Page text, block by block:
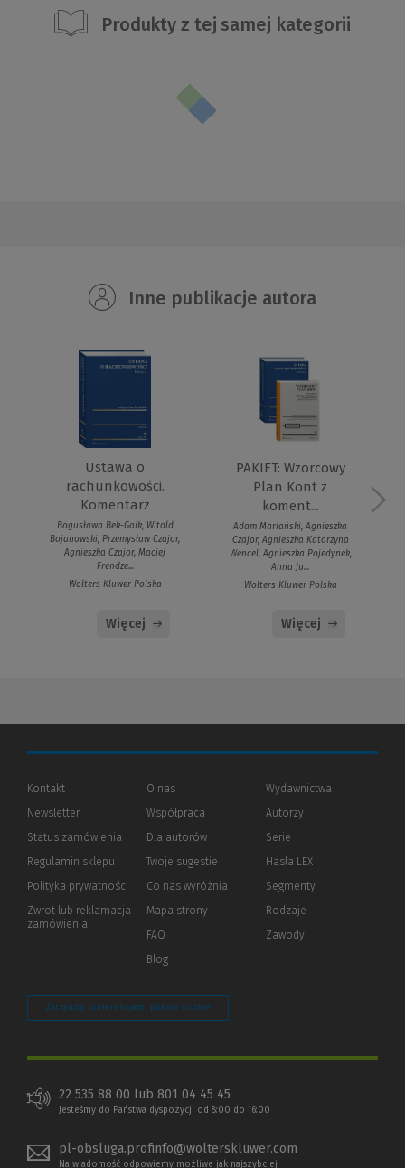
Produkty z tej samej kategorii
Inne publikacje autora
Ustawa o
rachunkowości.
Komentarz
Bogusława Bek-Gaik, Witold
Bojanowski, Przemysław Czajor,
Agnieszka Czajor, Maciej
Frendze...
Wolters Kluwer Polska
Więcej
PAKIET: Wzorcowy
Plan Kont z
koment...
Adam Mariański, Agnieszka
Czajor, Agnieszka Katarzyna
Wencel, Agnieszka Pojedynek,
Anna Ju...
Wolters Kluwer Polska
Więcej
Kontakt
Newsletter
Status zamówienia
Regulamin sklepu
Polityka prywatności (Nowe
(Link
innej
Zwrot lub reklamacja
zamówienia
O nas
Współpraca
Dla autorów(Nowe
(Link
innej
Twoje sugestie
Co nas wyróżnia
Mapa strony
FAQ
Blog
Wydawnictwa
Autorzy
Serie
Hasła LEX
Segmenty
Rodzaje
Zawody
Zarządzaj preferencjami plików cookie
22 535 88 00 lub 801 04 45 45
Jesteśmy do Państwa dyspozycji od 8:00 do 16:00
pl-obsluga.profinfo@wolterskluwer.com
Na wiadomość odpowiemy możliwe jak najszybciej.